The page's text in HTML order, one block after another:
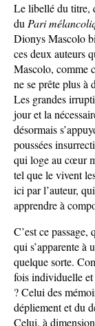
Le libellé du titre,
du Pari
Dionys Mascolo
ces deux auteurs
Mascolo, comme
ne se prête plus à
Les grandes
jour et la
désormais
poussées
qui loge au cœur
tel que le vivent
ici par l’auteur,
apprendre à
C’est ce
qui s’apparente à
quelque sorte.
fois individuelle et
? Celui des
dépliement et du
Celui, à